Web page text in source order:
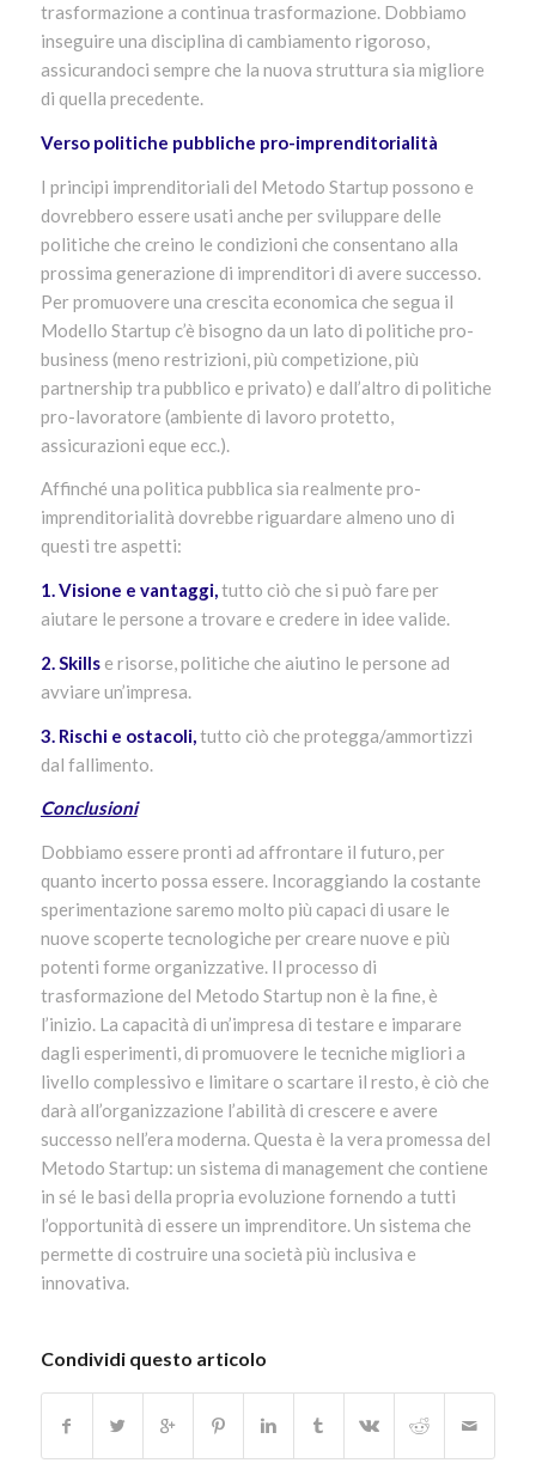
trasformazione a continua trasformazione. Dobbiamo
inseguire una disciplina di cambiamento rigoroso,
assicurandoci sempre che la nuova struttura sia migliore
di quella precedente.
Verso politiche pubbliche pro-imprenditorialità
I principi imprenditoriali del Metodo Startup possono e
dovrebbero essere usati anche per sviluppare delle
politiche che creino le condizioni che consentano alla
prossima generazione di imprenditori di avere successo.
Per promuovere una crescita economica che segua il
Modello Startup c’è bisogno da un lato di politiche pro-
business (meno restrizioni, più competizione, più
partnership tra pubblico e privato) e dall’altro di politiche
pro-lavoratore (ambiente di lavoro protetto,
assicurazioni eque ecc.).
Affinché una politica pubblica sia realmente pro-
imprenditorialità dovrebbe riguardare almeno uno di
questi tre aspetti:
1. Visione e vantaggi,tutto ciò che si può fare per
aiutare le persone a trovare e credere in idee valide.
2. Skillse risorse, politiche che aiutino le persone ad
avviare un’impresa.
3. Rischi e ostacoli, tutto ciò che protegga/ammortizzi
dal fallimento.
Conclusioni
Dobbiamo essere pronti ad affrontare il futuro, per
quanto incerto possa essere. Incoraggiando la costante
sperimentazione saremo molto più capaci di usare le
nuove scoperte tecnologiche per creare nuove e più
potenti forme organizzative. Il processo di
trasformazione del Metodo Startup non è la fine, è
l’inizio. La capacità di un’impresa di testare e imparare
dagli esperimenti, di promuovere le tecniche migliori a
livello complessivo e limitare o scartare il resto, è ciò che
darà all’organizzazione l’abilità di crescere e avere
successo nell’era moderna. Questa è la vera promessa del
Metodo Startup: un sistema di management che contiene
in sé le basi della propria evoluzione fornendo a tutti
l’opportunità di essere un imprenditore. Un sistema che
permette di costruire una società più inclusiva e
innovativa.
Condividi questo articolo